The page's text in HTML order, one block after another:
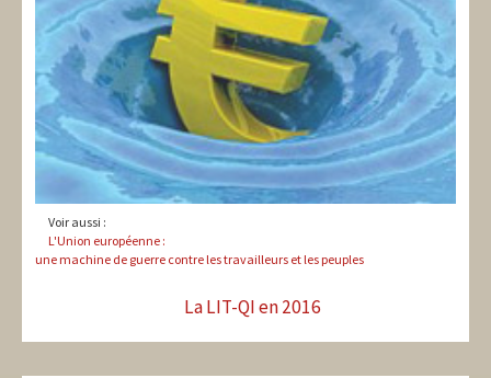
Voir aussi :
L'Union européenne :
une machine de guerre contre les travailleurs et les peuples
La LIT-QI en 2016